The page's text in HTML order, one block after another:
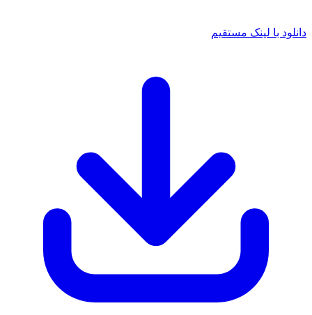
با لینک مستقیم